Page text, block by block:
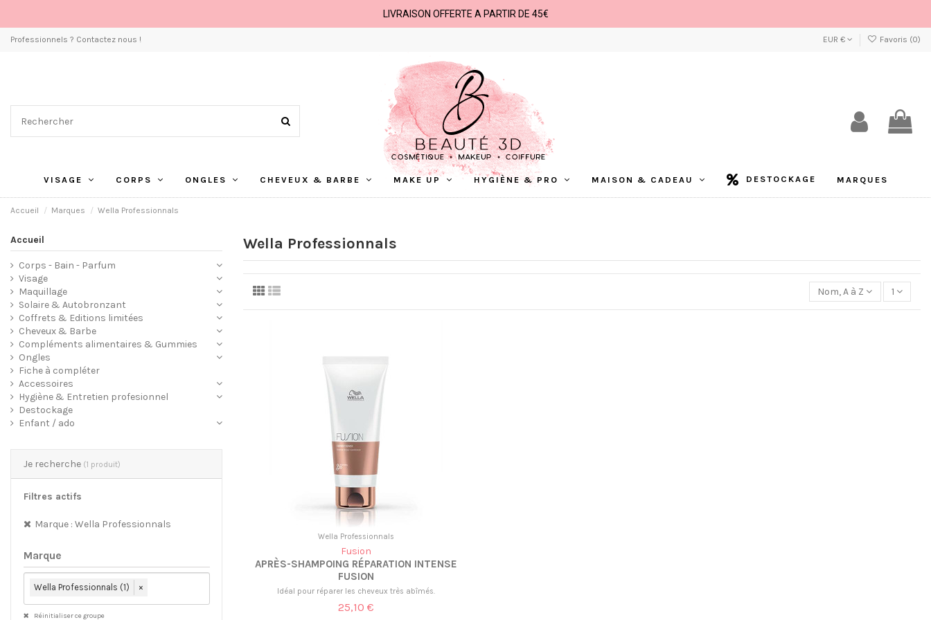
LIVRAISON OFFERTE A PARTIR DE 45€
Professionnels ? Contactez nous ! EUR € Favoris (0)
VISAGE CORPS ONGLES CHEVEUX & BARBE MAKE UP HYGIÈNE & PRO MAISON & CADEAU DESTOCKAGE MARQUES
Accueil Marques Wella Professionnals
Wella Professionnals
Nom, A à Z 1
Wella Professionnals
Fusion
APRÈS-SHAMPOING RÉPARATION INTENSE
FUSION
Idéal pour réparer les cheveux très abîmés.
25,10 €
Accueil
Corps - Bain - Parfum
Visage
Maquillage
Solaire & Autobronzant
Coffrets & Editions limitées
Cheveux & Barbe
Compléments alimentaires & Gummies
Ongles
Fiche à compléter
Accessoires
Hygiène & Entretien profesionnel
Destockage
Enfant / ado
Je recherche (1 produit)
Filtres actifs
Marque : Wella Professionnals
Marque
Wella Professionnals (1) ×
Réinitialiser ce groupe